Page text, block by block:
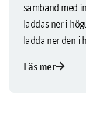
samband med
laddas ner i
ladda ner den i
Läs merarrow_forward